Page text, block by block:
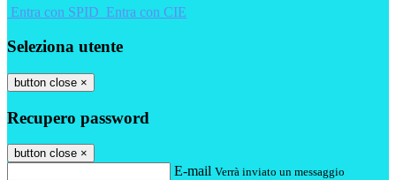
Entra con SPID Entra con CIE
Seleziona utente
button close ×
Recupero password
button close ×
E-mail Verrà inviato un messaggio